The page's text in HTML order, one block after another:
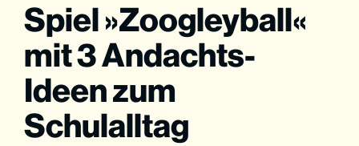
Spiel »Zoogleyball«
mit 3 Andachts-
Ideen zum
Schulalltag